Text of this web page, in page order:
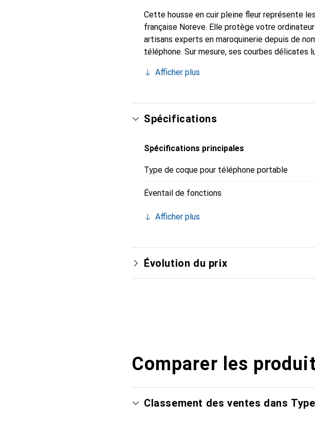
Cette housse en cuir pleine fleur représente
française Noreve. Elle protège votre
artisans experts en maroquinerie depuis de
téléphone. Sur mesure, ses courbes délicates
internationalement pour ses produits de
Afficher plus
Spécifications
Spécifications principales
Type de coque pour téléphone portable
Éventail de fonctions
Afficher plus
Évolution du prix
Comparer les
Classement des ventes dans